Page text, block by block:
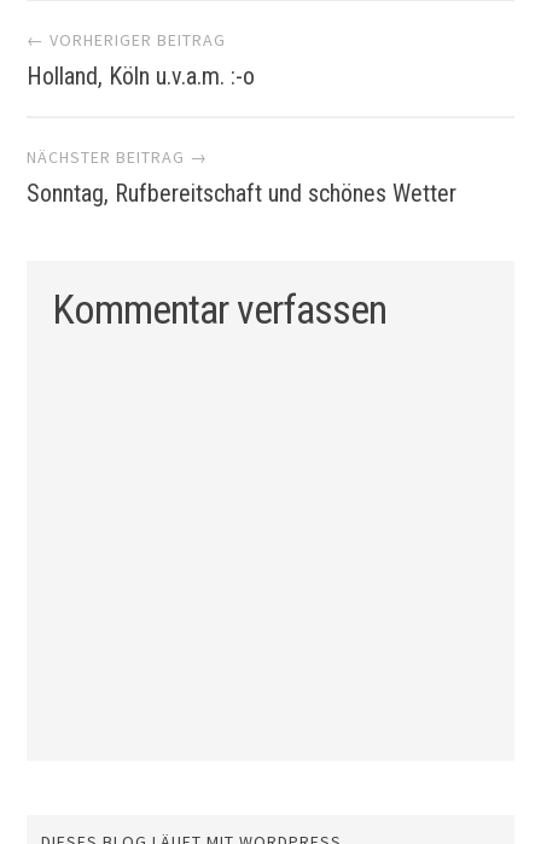
Artikel-
Navigation
← VORHERIGER BEITRAG
Holland, Köln u.v.a.m. :-o
NÄCHSTER BEITRAG →
Sonntag, Rufbereitschaft und schönes Wetter
Kommentar verfassen